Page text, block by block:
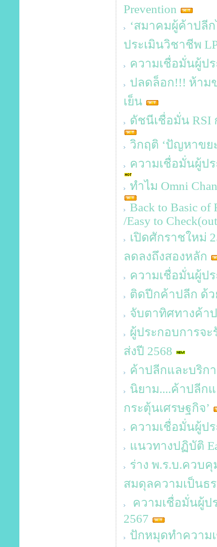
Prevention
‘สมาคมผู้ค้าปลี
ประเมินวิชาชีพ
ความเชื่อมั่นผู้ป
ปลดล็อก!!! ห้าม
เย็น
ดัชนีเชื่อมั่น RSI
วิกฤติ ‘ปัญหาขย
ความเชื่อมั่นผู้ป
ทำไม Omni
Back to Basic of
/Easy to
เปิดศักราชใหม่
ลดลงถึงสองหลัก
ความเชื่อมั่นผู้ป
ติดปีกค้าปลีก ด้ว
จับตาทิศทางค้า
ผู้ประกอบการจ
ส่งปี 2568
ค้าปลีกและบริก
นิยาม....ค้าปลีก
กระตุ้นเศรษฐกิจ’
ความเชื่อมั่นผู้ป
แนวทางปฏิบัติ
ร่าง พ.ร.บ.ควบคุ
สมดุลความเป็นธ
ความเชื่อมั่นผู้ป
2567
ปักหมุดทำความ